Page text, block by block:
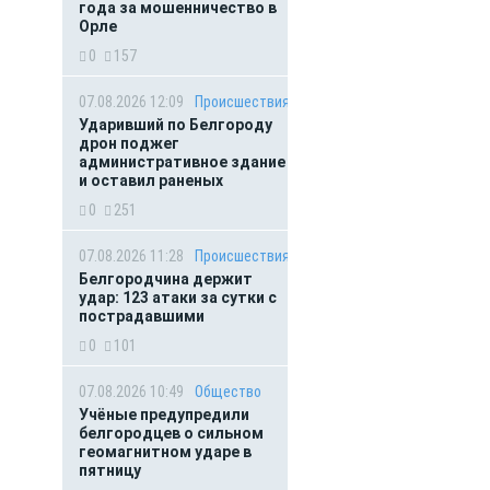
года за мошенничество в
Орле
0
157
07.08.2026 12:09
Происшествия
Ударивший по Белгороду
дрон поджег
административное здание
и оставил раненых
0
251
07.08.2026 11:28
Происшествия
Белгородчина держит
удар: 123 атаки за сутки с
пострадавшими
0
101
07.08.2026 10:49
Общество
Учёные предупредили
белгородцев о сильном
геомагнитном ударе в
пятницу